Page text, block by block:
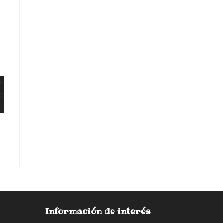
Información de interés